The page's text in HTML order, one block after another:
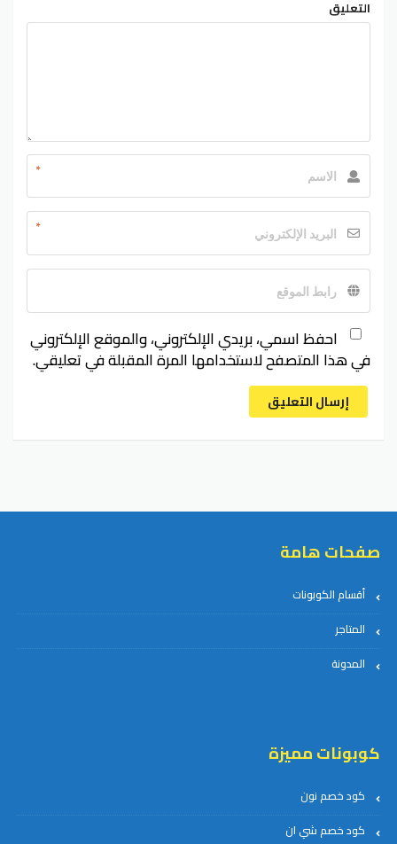
التعليق
*
*
احفظ اسمي، بريدي الإلكتروني، والموقع الإلكتروني
في هذا المتصفح لاستخدامها المرة المقبلة في تعليقي.
إرسال التعليق
صفحات هامة
أقسام الكوبونات
المتاجر
المدونة
كوبونات مميزة
كود خصم نون
كود خصم شي ان